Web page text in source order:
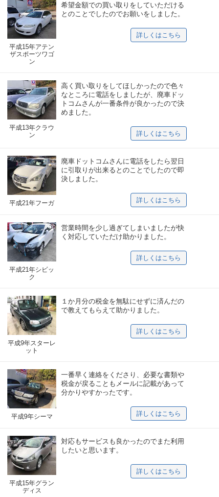
平成15年アテン
ザスポーツワゴ
ン
希望金額での買い取りをしていただける
とのことでしたのでお願いをしました。
詳しくはこちら
平成13年クラウ
ン
高く買い取りをしてほしかったので色々
なところに電話をしましたが、廃車ドッ
トコムさんが一番条件が良かったので決
めました。
詳しくはこちら
平成21年フーガ
廃車ドットコムさんに電話をしたら翌日
に引取りが出来るとのことでしたので即
決しました。
詳しくはこちら
平成21年シビッ
ク
営業時間を少し過ぎてしまいましたが快
く対応していただけ助かりました。
詳しくはこちら
平成9年スターレ
ット
１か月分の税金を無駄にせずに済んだの
で教えてもらえて助かりました。
詳しくはこちら
平成9年シーマ
一番早く連絡をくださり、必要な書類や
税金が戻ることもメールに記載があって
分かりやすかったです。
詳しくはこちら
平成15年グラン
ディス
対応もサービスも良かったのでまた利用
したいと思います。
詳しくはこちら